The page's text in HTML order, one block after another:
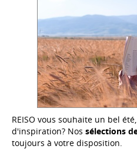
REISO vous souhaite un bel
d'inspiration? Nos sélections
toujours à votre disposition.